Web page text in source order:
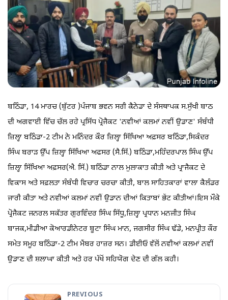
ਬਠਿੰਡਾ, 14 ਮਾਰਚ (ਬੁੱਟਰ )ਪੰਜਾਬ ਭਵਨ ਸਰੀ ਕੈਨੇਡਾ ਦੇ ਸੰਸਥਾਪਕ ਸ.ਸੁੱਖੀ ਬਾਠ
ਦੀ ਅਗਵਾਈ ਵਿੱਚ ਚੱਲ ਰਹੇ ਪ੍ਰਸਿੱਧ ਪ੍ਰੋਜੈਕਟ 'ਨਵੀਆਂ ਕਲਮਾਂ ਨਵੀਂ ਉਡਾਣ' ਸੰਬੰਧੀ
ਜ਼ਿਲ੍ਹਾ ਬਠਿੰਡਾ-2 ਟੀਮ ਨੇ ਮਨਿੰਦਰ ਕੌਰ ਜ਼ਿਲ੍ਹਾ ਸਿੱਖਿਆ ਅਫ਼ਸਰ ਬਠਿੰਡਾ,ਸਿਕੰਦਰ
ਸਿੰਘ ਬਰਾੜ ਉੱਪ ਜ਼ਿਲ੍ਹਾ ਸਿੱਖਿਆ ਅਫਸਰ (ਸੈ.ਸਿੱ.) ਬਠਿੰਡਾ,ਮਹਿੰਦਰਪਾਲ ਸਿੰਘ ਉੱਪ
ਜ਼ਿਲ੍ਹਾ ਸਿੱਖਿਆ ਅਫ਼ਸਰ(ਐ. ਸਿੱ.) ਬਠਿੰਡਾ ਨਾਲ ਮੁਲਾਕਾਤ ਕੀਤੀ ਅਤੇ ਪ੍ਰਾਜੈਕਟ ਦੇ
ਵਿਕਾਸ ਅਤੇ ਸਫ਼ਲਤਾ ਸੰਬੰਧੀ ਵਿਚਾਰ ਚਰਚਾ ਕੀਤੀ, ਬਾਲ ਸਾਹਿਤਕਾਰਾਂ ਵਾਲਾ ਕੈਲੰਡਰ
ਜਾਰੀ ਕੀਤਾ ਅਤੇ ਨਵੀਆਂ ਕਲਮਾਂ ਨਵੀਂ ਉਡਾਨ ਦੀਆਂ ਕਿਤਾਬਾਂ ਭੇਂਟ ਕੀਤੀਆਂ।ਇਸ ਮੌਕੇ
ਪ੍ਰੋਜੈਕਟ ਜਨਰਲ ਸਕੱਤਰ ਗੁਰਵਿੰਦਰ ਸਿੰਘ ਸਿੱਧੂ,ਜ਼ਿਲ੍ਹਾ ਪ੍ਰਧਾਨ ਮਨਜੀਤ ਸਿੰਘ
ਬਾਜਕ,ਮੀਡੀਆ ਕੋਆਰਡੀਨੇਟਰ ਬੂਟਾ ਸਿੰਘ ਮਾਨ, ਜਗਸੀਰ ਸਿੰਘ ਢੱਡੇ, ਮਨਪ੍ਰੀਤ ਕੌਰ
ਸਮੇਤ ਸਮੂਹ ਬਠਿੰਡਾ-2 ਟੀਮ ਮੈਂਬਰ ਹਾਜ਼ਰ ਸਨ। ਡੀਈਓ ਵੱਲੋਂ ਨਵੀਆਂ ਕਲਮਾਂ ਨਵੀਂ
ਉਡਾਣ ਦੀ ਸ਼ਲਾਘਾ ਕੀਤੀ ਅਤੇ ਹਰ ਪੱਖੋਂ ਸਹਿਯੋਗ ਦੇਣ ਦੀ ਗੱਲ ਕਹੀ।
PREVIOUS